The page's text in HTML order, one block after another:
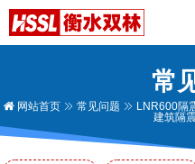
常
网站首页 常见问题
LNR600隔
建筑隔